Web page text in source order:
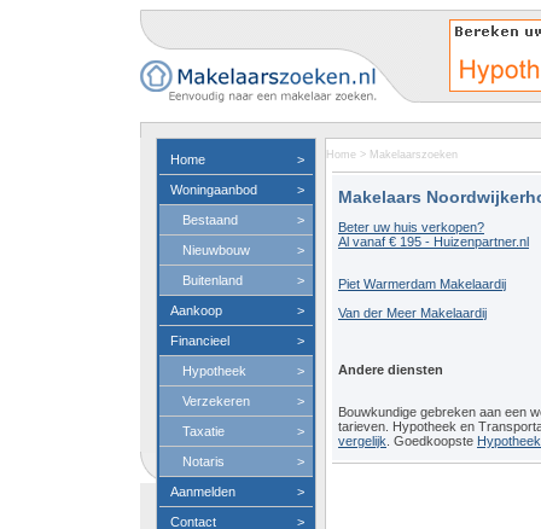
Home >
Woningaanbod >
Bestaand >
Nieuwbouw >
Buitenland >
Aankoop >
Financieel >
Hypotheek >
Verzekeren >
Taxatie >
Notaris >
Aanmelden >
Contact >
Home > Makelaarszoeken
Makelaars
Beter uw huis verkopen?
Al vanaf € 195 - Huizenpartner.nl
Piet Warmerdam Makelaardij
Van der Meer Makelaardij
Andere diensten
Bouwkundige gebreken aan een
tarieven. Hypotheek en
vergelijk . Goedkoopste